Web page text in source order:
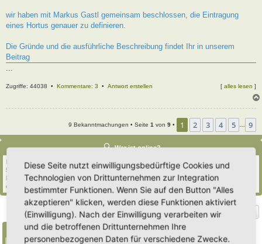
wir haben mit Markus Gastl gemeinsam beschlossen, die Eintragung
eines Hortus genauer zu definieren.
Die Gründe und die ausführliche Beschreibung findet Ihr in unserem
Beitrag
Zugriffe: 44038 • Kommentare: 3 • Antwort erstellen [ alles lesen ]
9 Bekanntmachungen • Seite 1 von 9 • 1 2 3 4 5 … 9
Wer ist online?
Insgesamt sind55 Besucher online :: 5 sichtbare Mitglieder, 0 unsichtbare Mitglieder und
50 Gäste (basierend auf den aktiven Besuchern der letzten 5 Minuten)
Der Besucherrekord liegt bei2235Besuchern, die am Mi 29. Jul 2026, 21:02 gleichzeitig
online waren.
Gehe zu
Suche
Diese Seite nutzt einwilligungsbedürftige Cookies und
Technologien von Drittunternehmen zur Integration
bestimmter Funktionen. Wenn Sie auf den Button "Alles
akzeptieren" klicken, werden diese Funktionen aktiviert
(Einwilligung). Nach der Einwilligung verarbeiten wir
und die betroffenen Drittunternehmen Ihre
personenbezogenen Daten für verschiedene Zwecke.